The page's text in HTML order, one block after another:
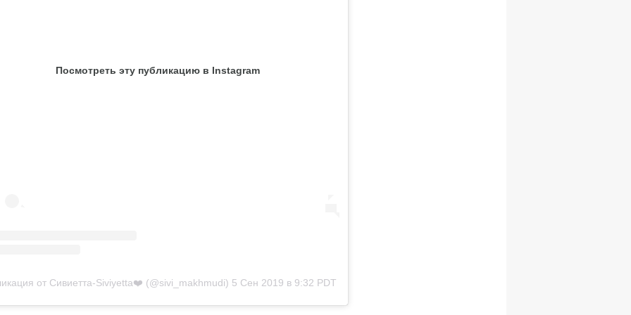
Посмотреть эту публикацию в Instagram
от Сивиетта-Siviyetta❤️ (@sivi_makhmudi) 5 Сен 2019 в 9:32 PDT